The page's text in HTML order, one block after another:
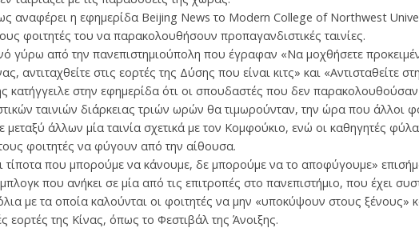
αναφέρει η εφημερίδα Beijing News το Modern College of Northwest
φοιτητές του να παρακολουθήσουν προπαγανδιστικές ταινίες.
γύρω από την πανεπιστημιούπολη που έγραφαν «Να μοχθήσετε
αντιταχθείτε στις εορτές της Δύσης που είναι κιτς» και «Αντισταθείτε
κατήγγειλε στην εφημερίδα ότι οι σπουδαστές που δεν
ταινιών διάρκειας τριών ωρών θα τιμωρούνταν, την ώρα που άλλοι
μεταξύ άλλων μία ταινία σχετικά με τον Κομφούκιο, ενώ οι καθηγητές
φοιτητές να φύγουν από την αίθουσα.
τίποτα που μπορούμε να κάνουμε, δε μπορούμε να το αποφύγουμε»
που ανήκει σε μία από τις επιτροπές στο πανεπιστήμιο, που έχει
με τα οποία καλούνται οι φοιτητές να μην «υποκύψουν στους ξένους»
εορτές της Κίνας, όπως το Φεστιβάλ της Άνοιξης.